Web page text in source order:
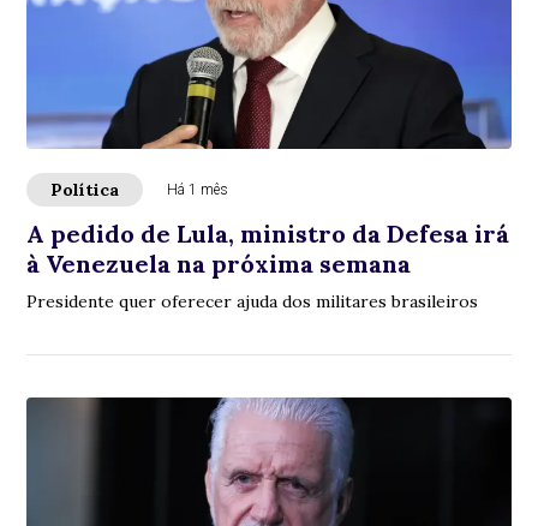
Política Há 1 mês
A pedido de Lula, ministro da Defesa irá
à Venezuela na próxima semana
Presidente quer oferecer ajuda dos militares brasileiros